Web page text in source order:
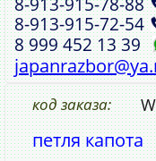
8‑913‑915‑72‑54
8 999 452 13 39
код заказа:
петля капота